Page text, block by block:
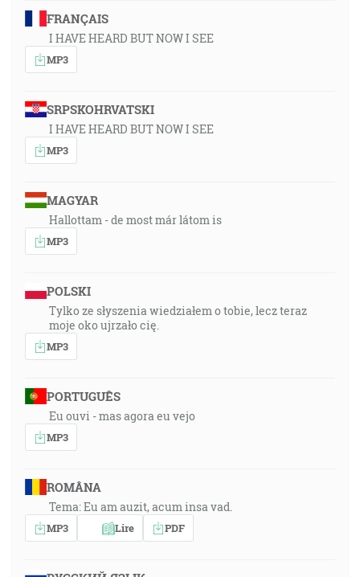
FRANÇAIS
I HAVE HEARD BUT NOW I SEE
MP3
SRPSKOHRVATSKI
I HAVE HEARD BUT NOW I SEE
MP3
MAGYAR
Hallottam - de most már látom is
MP3
POLSKI
Tylko ze słyszenia wiedziałem o tobie, lecz teraz
moje oko ujrzało cię.
MP3
PORTUGUÊS
Eu ouvi - mas agora eu vejo
MP3
ROMÂNA
Tema: Eu am auzit, acum insa vad.
MP3 Lire PDF